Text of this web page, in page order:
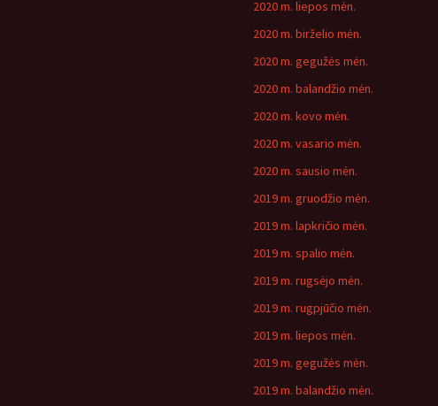
2020 m. liepos mėn.
2020 m. birželio mėn.
2020 m. gegužės mėn.
2020 m. balandžio mėn.
2020 m. kovo mėn.
2020 m. vasario mėn.
2020 m. sausio mėn.
2019 m. gruodžio mėn.
2019 m. lapkričio mėn.
2019 m. spalio mėn.
2019 m. rugsėjo mėn.
2019 m. rugpjūčio mėn.
2019 m. liepos mėn.
2019 m. gegužės mėn.
2019 m. balandžio mėn.